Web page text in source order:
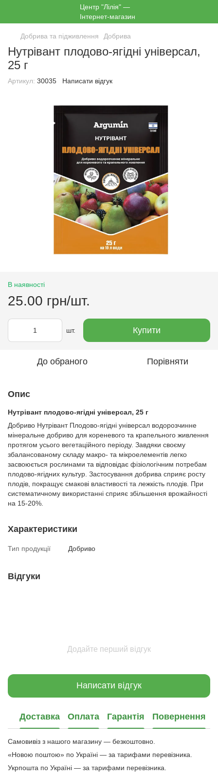
Добрива та підживлення Добрива
Нутрівант плодово-ягідні універсал,
25 г
Артикул: 30035 Написати відгук
В наявності
25.00 грн/шт.
шт. Купити
До обраного Порівняти
Опис
Нутрівант плодово-ягідні універсал, 25 г
Добриво Нутрівант Плодово-ягідні універсал водорозчинне
мінеральне добриво для кореневого та крапельного живлення
протягом усього вегетаційного періоду. Завдяки своєму
збалансованому складу макро- та мікроелементів легко
засвоюється рослинами та відповідає фізіологічним потребам
плодово-ягідних культур. Застосування добрива сприяє росту
плодів, покращує смакові властивості та лежкість плодів. При
систематичному використанні сприяє збільшення врожайності
на 15-20%.
Характеристики
Тип продукції Добриво
Відгуки
Додайте перший відгук
Написати відгук
Доставка Оплата Гарантія Повернення
Самовивіз з нашого магазину — безкоштовно.
«Новою поштою» по Україні — за тарифами перевізника.
Укрпошта по Україні — за тарифами перевізника.